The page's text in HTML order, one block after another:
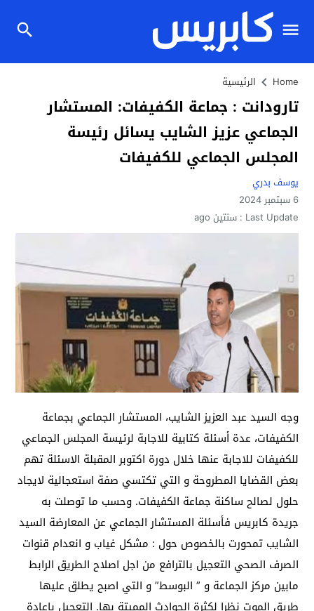
Home الرئيسية
تارودانت : جماعة الكفيفات: المستشار
الجماعي عزيز الشايب يسائل رئيسة
المجلس الجماعي للكفيفات
يوسف بدري
6 سبتمبر 2024
Last Update : سنتين ago
وجه السيد عبد العزيز الشايب، المستشار الجماعي بجماعة
الكفيفات، عدة أسئلة كتابية للاجابة لرئيسة المجلس الجماعي
للكفيفات للاجابة عنها خلال دورة اكتوبر المقبلة الاسئلة تهم
بعض القضايا المطروحة و التي تكتسي صفة استعجالية لايجاد
حلول لصالح ساكنة جماعة الكفيفات. وحسب ما توصلت به
جريدة كابريس فأسئلة المستشار الجماعي عن المعارضة السيد
الشايب تمحورت بالخصوص حول : مشكل غياب و انعدام قنوات
الصرف الصحي التعجيل بالترافع من اجل اصلاح الطريق الرابط
مابين مركز الجماعة و ” البوسط” و التي اصبح يطلق عليها
طريق الموت نظرا لكثرة الحوادث المميتة بها. التعجيل باعادة